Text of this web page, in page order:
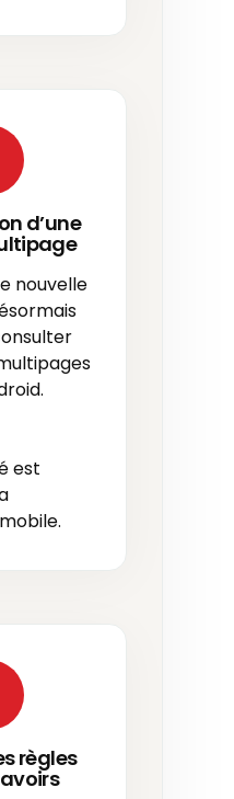
d’une
nouvelle
est
règles